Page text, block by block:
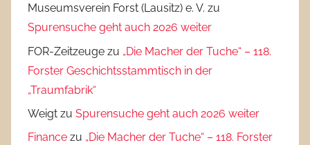
Museumsverein Forst (Lausitz) e. V. zu
Spurensuche geht auch 2026 weiter
FOR-Zeitzeuge zu „Die Macher der Tuche“ – 118.
Forster Geschichtsstammtisch in der
„Traumfabrik“
Weigt zu Spurensuche geht auch 2026 weiter
Finance zu „Die Macher der Tuche“ – 118. Forster